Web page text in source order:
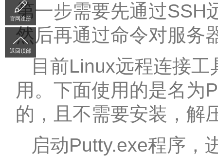
第一步需要先通过SSH
然后再通过命令对服务
目前Linux远程连接
用。下面使用的是名为
的，且不需要安装，解
启动Putty.exe程序，
官网注册
返回顶部